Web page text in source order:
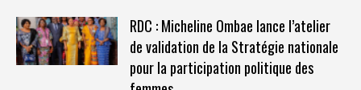
RDC : Micheline Ombae lance l’atelier
de validation de la Stratégie nationale
pour la participation politique des